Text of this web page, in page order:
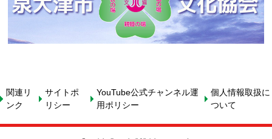
関連リ
ンク
サイトポ
リシー
YouTube公式チャンネル運
用ポリシー
個人情報取扱に
ついて